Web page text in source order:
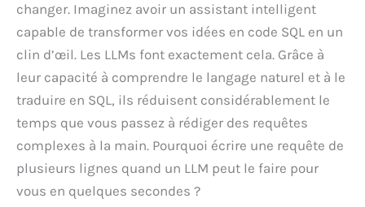
changer. Imaginez avoir un assistant intelligent
capable de transformer vos idées en code SQL en un
clin d’œil. Les LLMs font exactement cela. Grâce à
leur capacité à comprendre le langage naturel et à le
traduire en SQL, ils réduisent considérablement le
temps que vous passez à rédiger des requêtes
complexes à la main. Pourquoi écrire une requête de
plusieurs lignes quand un LLM peut le faire pour
vous en quelques secondes ?